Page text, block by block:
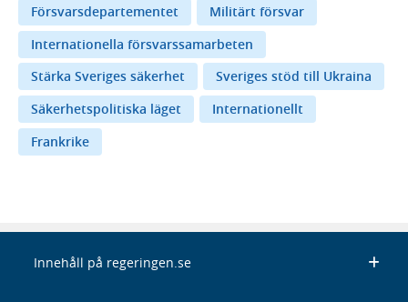
Försvarsdepartementet
Militärt försvar
Internationella försvarssamarbeten
Stärka Sveriges säkerhet
Sveriges stöd till Ukraina
Säkerhetspolitiska läget
Internationellt
Frankrike
Innehåll på regeringen.se